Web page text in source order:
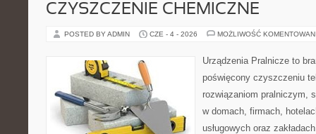
CZYSZCZENIE CHEMICZNE
POSTED BY ADMIN CZE - 4 - 2026 MOŻLIWOŚĆ
Urządzenia Pralnicze to
poświęcony czyszczeniu
rozwiązaniom pralniczym,
w domach, firmach,
usługowych oraz